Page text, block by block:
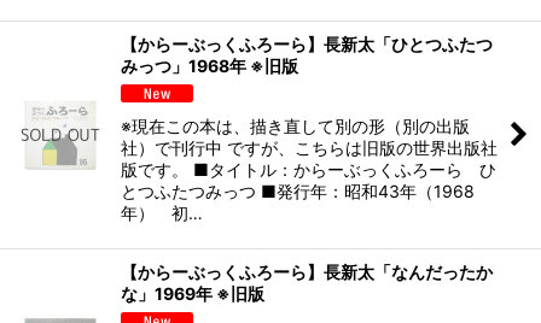
【からーぶっくふろーら】長新太「ひとつふたつ
みっつ」1968年 ※旧版
※現在この本は、描き直して別の形（別の出版
社）で刊行中 ですが、こちらは旧版の世界出版社
版です。 ■タイトル：からーぶっくふろーら ひ
とつふたつみっつ ■発行年：昭和43年（1968
年） 初…
【からーぶっくふろーら】長新太「なんだったか
な」1969年 ※旧版